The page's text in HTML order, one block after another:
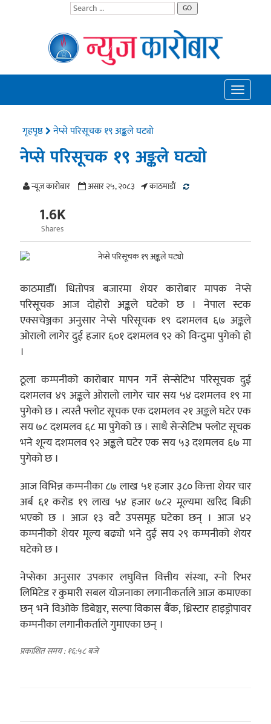
GO
Toggle
गृहपृष्ठ नेप्से परिसूचक १९ अङ्कले घट्यो
नेप्से परिसूचक १९ अङ्कले घट्यो
न्यूज काराेबार असार २५, २०८३ काठमाडाैं
1.6K
Shares
काठमाडौँ। धितोपत्र बजारमा शेयर कारोबार मापक नेप्से
परिसूचक आज दोहोरो अङ्कले घटेको छ । नेपाल स्टक
एक्सचेञ्जका अनुसार नेप्से परिसूचक १९ दशमलव ६७ अङ्कले
ओरालो लागेर दुई हजार ६०१ दशमलव ९२ को विन्दुमा पुगेको हो
।
ठूला कम्पनीको कारोबार मापन गर्ने सेन्सेटिभ परिसूचक दुई
दशमलव ४९ अङ्कले ओरालो लागेर चार सय ५४ दशमलव १९ मा
पुगेको छ । त्यस्तै फ्लोट सूचक एक दशमलव २१ अङ्कले घटेर एक
सय ७८ दशमलव ६८ मा पुगेको छ । साथै सेन्सेटिभ फ्लोट सूचक
भने शून्य दशमलव ९२ अङ्कले घटेर एक सय ५३ दशमलव ६७ मा
पुगेको छ ।
आज विभिन्न कम्पनीका ८७ लाख ५१ हजार ३८० कित्ता शेयर चार
अर्ब ६१ करोड १९ लाख ५४ हजार ७८२ मूल्यमा खरिद बिक्री
भएको छ । आज १३ वटै उपसमूह घटेका छन् । आज ४२
कम्पनीको शेयर मूल्य बढ्यो भने दुई सय २९ कम्पनीको शेयर
घटेको छ ।
नेप्सेका अनुसार उपकार लघुवित्त वित्तीय संस्था, स्नो रिभर
लिमिटेड र कुमारी सबल योजनाका लगानीकर्ताले आज कमाएका
छन् भने विओके डिबेञ्चर, सल्पा विकास बैंक, थ्रिस्टार हाइड्रोपावर
कम्पनीका लगानीकर्ताले गुमाएका छन् ।
प्रकाशित समय : १६:५८ बजे